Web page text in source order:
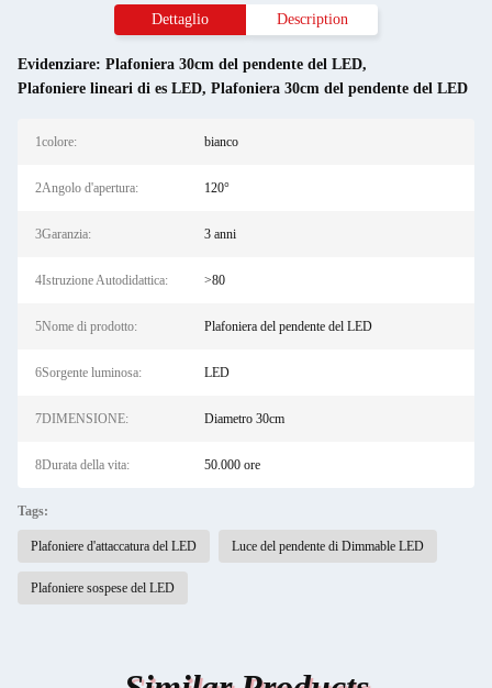
Dettaglio Description
Evidenziare: Plafoniera 30cm del pendente del LED,
Plafoniere lineari di es LED, Plafoniera 30cm del pendente del LED
1colore: bianco
2Angolo d'apertura: 120°
3Garanzia: 3 anni
4Istruzione Autodidattica: >80
5Nome di prodotto: Plafoniera del pendente del LED
6Sorgente luminosa: LED
7DIMENSIONE: Diametro 30cm
8Durata della vita: 50.000 ore
Tags:
Plafoniere d'attaccatura del LED Luce del pendente di Dimmable LED
Plafoniere sospese del LED